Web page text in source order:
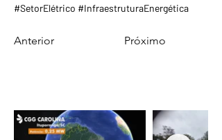
#SetorElétrico #InfraestruturaEnergética
Anterior Próximo